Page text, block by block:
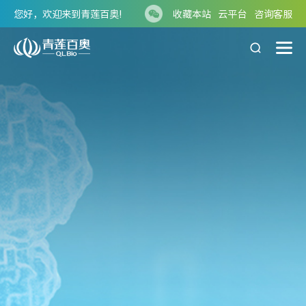
您好，欢迎来到青莲百奥! 收藏本站 云平台 咨询客服